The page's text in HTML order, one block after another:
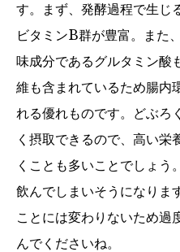
す。まず、発酵過程で生じ
ビタミンB群が豊富。また
味成分であるグルタミン酸
維も含まれているため腸内
れる優れものです。どぶろ
く摂取できるので、高い栄
くことも多いことでしょう
飲んでしまいそうになりま
ことには変わりないため過
んでくださいね。